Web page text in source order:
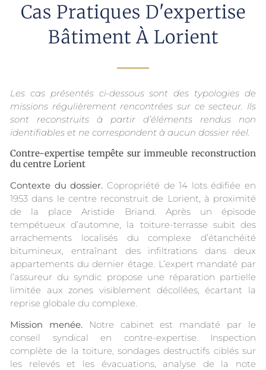
Cas Pratiques D'expertise
Bâtiment À Lorient
Les cas présentés ci-dessous sont des typologies de
missions régulièrement rencontrées sur ce secteur. Ils
sont reconstruits à partir d’éléments rendus non
identifiables et ne correspondent à aucun dossier réel.
Contre-expertise tempête sur immeuble reconstruction
du centre Lorient
Contexte du dossier. Copropriété de 14 lots édifiée en
1953 dans le centre reconstruit de Lorient, à proximité
de la place Aristide Briand. Après un épisode
tempétueux d’automne, la toiture-terrasse subit des
arrachements localisés du complexe d’étanchéité
bitumineux, entraînant des infiltrations dans deux
appartements du dernier étage. L’expert mandaté par
l’assureur du syndic propose une réparation partielle
limitée aux zones visiblement décollées, écartant la
reprise globale du complexe.
Mission menée.Notre cabinet est mandaté par le
conseil syndical en contre-expertise. Inspection
complète de la toiture, sondages destructifs ciblés sur
les relevés et les évacuations, analyse de la note